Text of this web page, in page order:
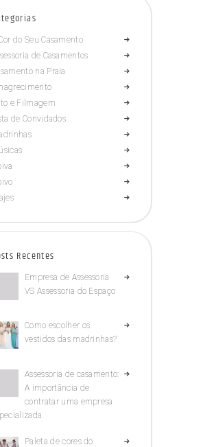
do Seu Casamento
de Casamentos
na Praia
e Filmagem
de Convidados
Recentes
Empresa de Assessoria
VS Assessoria do Espaço
Como escolher os
vestidos das madrinhas?
Assessoria de casamento:
A importância de
contratar uma empresa
Paleta de cores do